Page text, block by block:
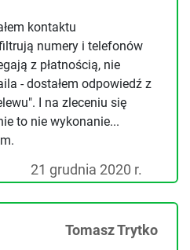
kontaktu
numery i telefonów
z płatnością, nie
- dostałem odpowiedź z
I na zleceniu się
to nie wykonanie...
21 grudnia 2020 r.
Tomasz Trytko